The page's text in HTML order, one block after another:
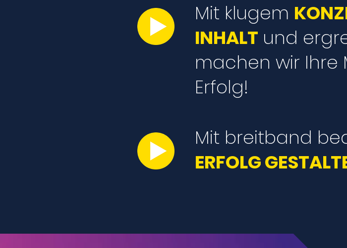
Mit klugem
INHALT und
machen wir Ihre
Erfolg!
Mit breitband
ERFOLG